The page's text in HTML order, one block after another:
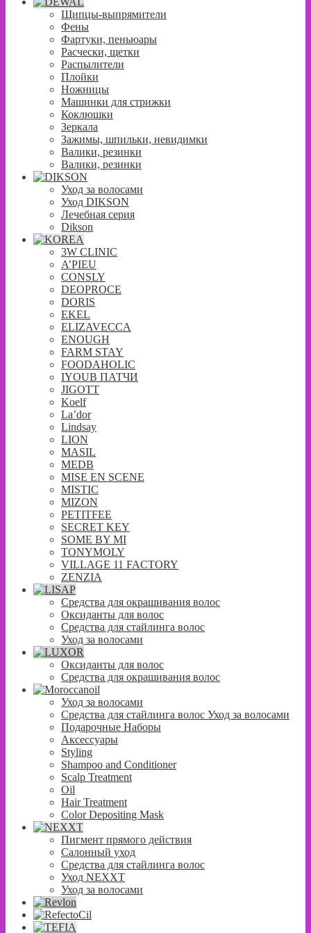
Щипцы-выпрямители
Фены
Фартуки, пеньюары
Расчески, щетки
Распылители
Плойки
Ножницы
Машинки для стрижки
Коклюшки
Зеркала
Зажимы, шпильки, невидимки
Валики, резинки
Валики, резинки
Уход за волосами
Уход DIKSON
Лечебная серия
Dikson
3W CLINIC
A’PIEU
CONSLY
DEOPROCE
DORIS
EKEL
ELIZAVECCA
ENOUGH
FARM STAY
FOODAHOLIC
IYOUB ПАТЧИ
JIGOTT
Koelf
La’dor
Lindsay
LION
MASIL
MEDB
MISE EN SCENE
MISTIC
MIZON
PETITFEE
SECRET KEY
SOME BY MI
TONYMOLY
VILLAGE 11 FACTORY
ZENZIA
Средства для окрашивания волос
Оксиданты для волос
Средства для стайлинга волос
Уход за волосами
Оксиданты для волос
Средства для окрашивания волос
Уход за волосами
Средства для стайлинга волос Уход за волосами
Подарочные Наборы
Аксессуары
Styling
Shampoo and Conditioner
Scalp Treatment
Oil
Hair Treatment
Color Depositing Mask
Пигмент прямого действия
Салонный уход
Средства для стайлинга волос
Уход NEXXT
Уход за волосами